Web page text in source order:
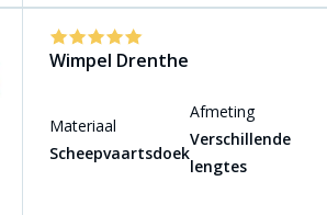
Wimpel Drenthe
Materiaal
Scheepvaartsdoek
Afmeting
Verschillende
lengtes